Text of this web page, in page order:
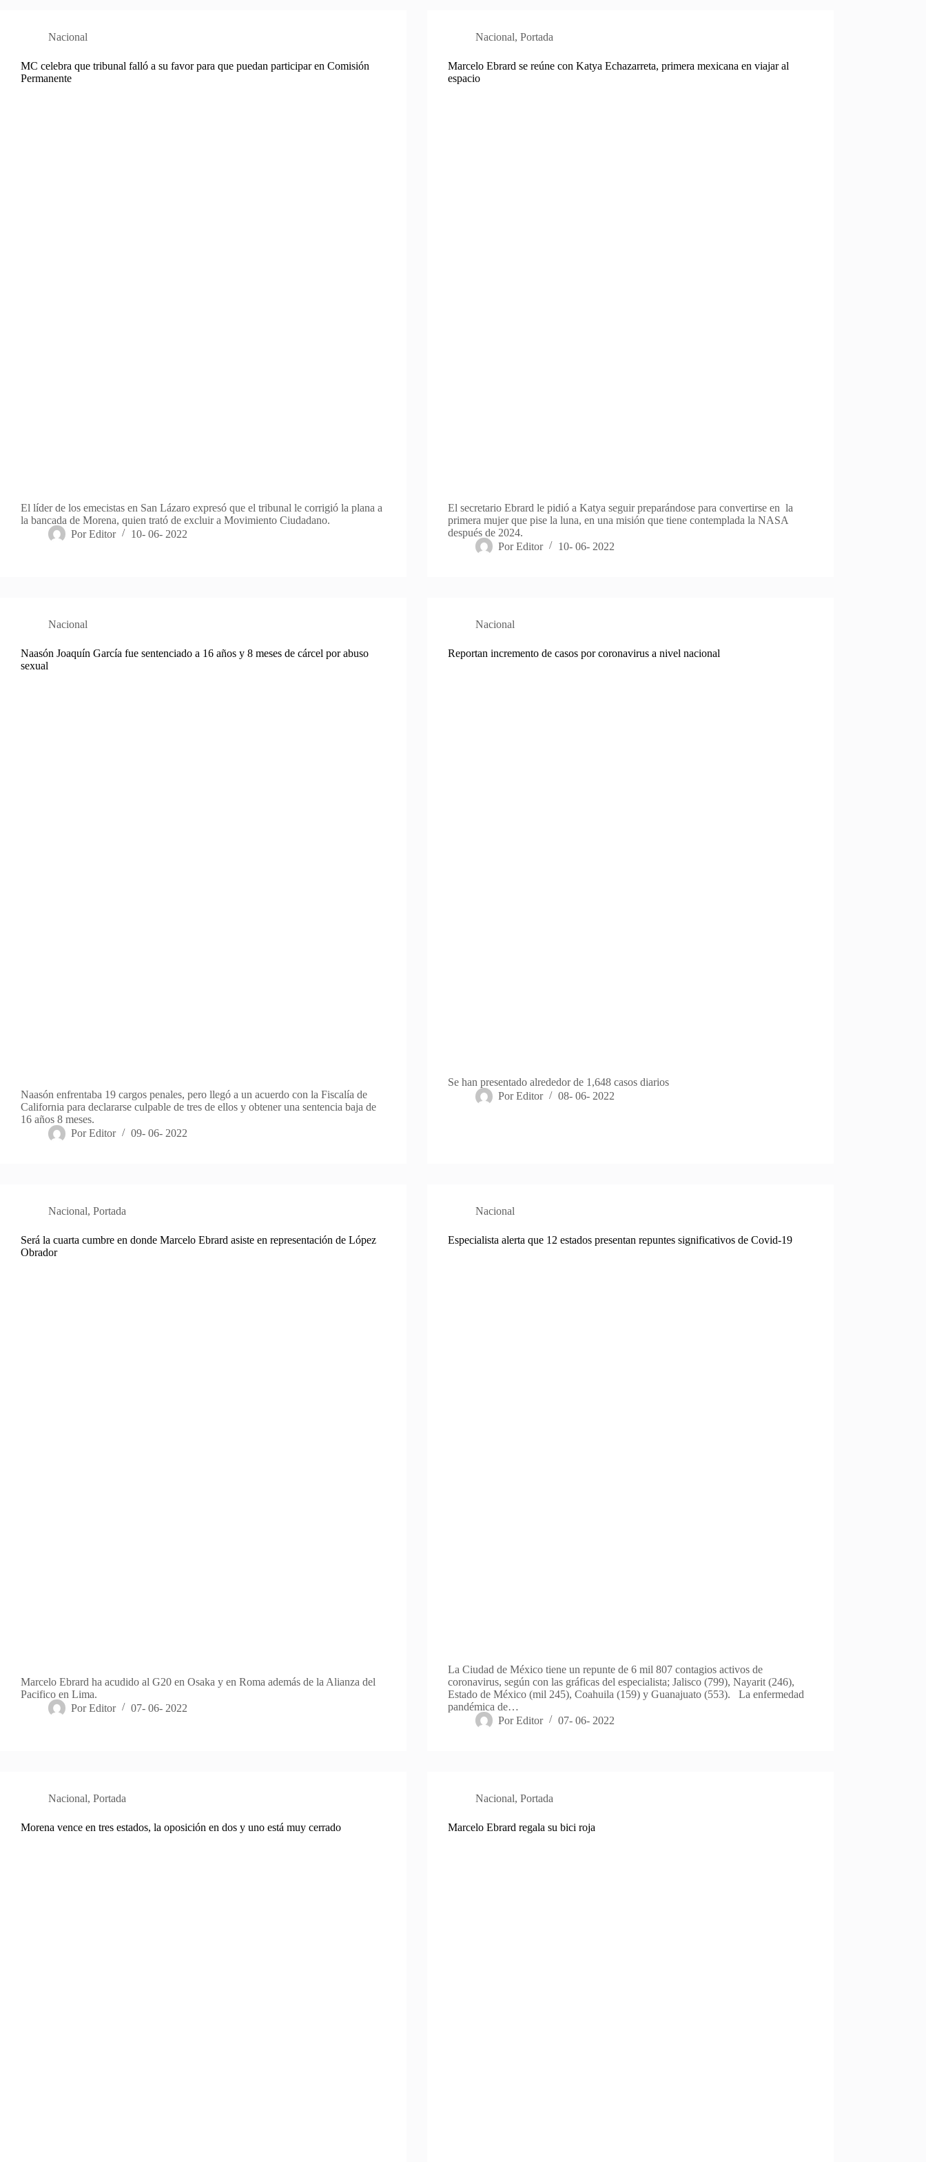
Nacional
MC celebra que tribunal falló a su favor para que puedan participar en Comisión
Permanente
El líder de los emecistas en San Lázaro expresó que el tribunal le corrigió la plana a
la bancada de Morena, quien trató de excluir a Movimiento Ciudadano.
Por Editor 10- 06- 2022
Nacional, Portada
Marcelo Ebrard se reúne con Katya Echazarreta, primera mexicana en viajar al
espacio
El secretario Ebrard le pidió a Katya seguir preparándose para convertirse en la
primera mujer que pise la luna, en una misión que tiene contemplada la NASA
después de 2024.
Por Editor 10- 06- 2022
Nacional
Naasón Joaquín García fue sentenciado a 16 años y 8 meses de cárcel por abuso
sexual
Naasón enfrentaba 19 cargos penales, pero llegó a un acuerdo con la Fiscalía de
California para declararse culpable de tres de ellos y obtener una sentencia baja de
16 años 8 meses.
Por Editor 09- 06- 2022
Nacional
Reportan incremento de casos por coronavirus a nivel nacional
Se han presentado alrededor de 1,648 casos diarios
Por Editor 08- 06- 2022
Nacional, Portada
Será la cuarta cumbre en donde Marcelo Ebrard asiste en representación de López
Obrador
Marcelo Ebrard ha acudido al G20 en Osaka y en Roma además de la Alianza del
Pacifico en Lima.
Por Editor 07- 06- 2022
Nacional
Especialista alerta que 12 estados presentan repuntes significativos de Covid-19
La Ciudad de México tiene un repunte de 6 mil 807 contagios activos de
coronavirus, según con las gráficas del especialista; Jalisco (799), Nayarit (246),
Estado de México (mil 245), Coahuila (159) y Guanajuato (553). La enfermedad
pandémica de…
Por Editor 07- 06- 2022
Nacional, Portada
Morena vence en tres estados, la oposición en dos y uno está muy cerrado
Nacional, Portada
Marcelo Ebrard regala su bici roja